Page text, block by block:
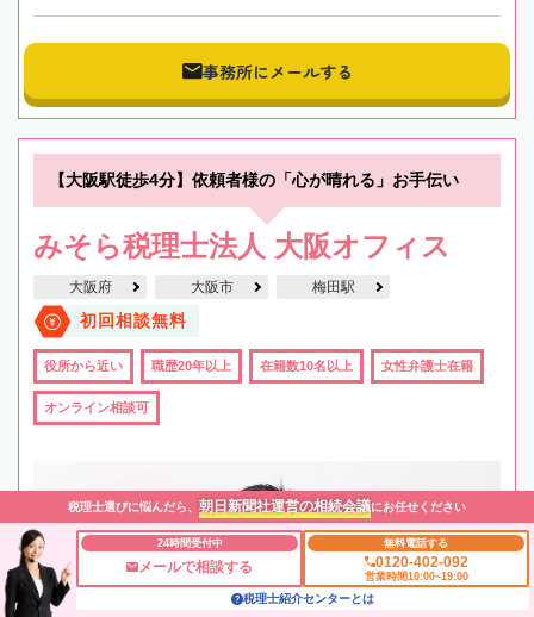
事務所にメールする
【大阪駅徒歩4分】依頼者様の「心が晴れる」お手伝い
みそら税理士法人 大阪オフィス
大阪府 大阪市 梅田駅
初回相談無料
役所から近い 職歴20年以上 在籍数10名以上 女性弁護士在籍
オンライン相談可
税理士選びに悩んだら、 朝日新聞社運営の相続会議にお任せください
24時間受付中
メールで相談する
無料電話する
0120-402-092
営業時間10:00~19:00
税理士紹介センターとは